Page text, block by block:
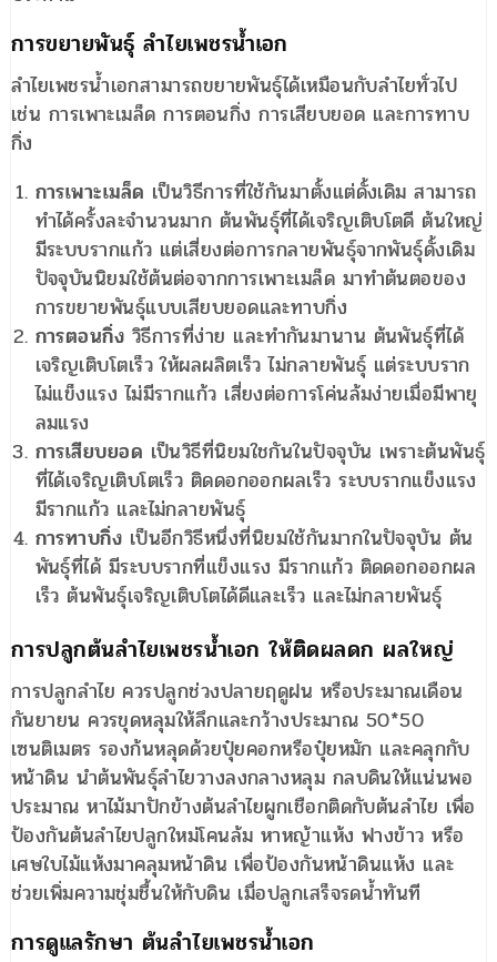
การขยายพันธุ์ ลำไยเพชรน้ำเอก
ลำไยเพชรน้ำเอกสามารถขยายพันธุ์ได้เหมือนกับลำไยทั่วไป
เช่น การเพาะเมล็ด การตอนกิ่ง การเสียบยอด และการทาบ
กิ่ง
การเพาะเมล็ด เป็นวิธีการที่ใช้กันมาตั้งแต่ดั้งเดิม สามารถ
ทำได้ครั้งละจำนวนมาก ต้นพันธุ์ที่ได้เจริญเติบโตดี ต้นใหญ่
มีระบบรากแก้ว แต่เสี่ยงต่อการกลายพันธุ์จากพันธุ์ดั้งเดิม
ปัจจุบันนิยมใช้ต้นต่อจากการเพาะเมล็ด มาทำต้นตอของ
การขยายพันธุ์แบบเสียบยอดและทาบกิ่ง
การตอนกิ่ง วิธีการที่ง่าย และทำกันมานาน ต้นพันธุ์ที่ได้
เจริญเติบโตเร็ว ให้ผลผลิตเร็ว ไม่กลายพันธุ์ แต่ระบบราก
ไม่แข็งแรง ไม่มีรากแก้ว เสี่ยงต่อการโค่นล้มง่ายเมื่อมีพายุ
ลมแรง
การเสียบยอด เป็นวิธีที่นิยมใชกันในปัจจุบัน เพราะต้นพันธุ์
ที่ได้เจริญเติบโตเร็ว ติดดอกออกผลเร็ว ระบบรากแข็งแรง
มีรากแก้ว และไม่กลายพันธุ์
การทาบกิ่ง เป็นอีกวิธีหนึ่งที่นิยมใช้กันมากในปัจจุบัน ต้น
พันธุ์ที่ได้ มีระบบรากที่แข็งแรง มีรากแก้ว ติดดอกออกผล
เร็ว ต้นพันธุ์เจริญเติบโตได้ดีและเร็ว และไม่กลายพันธุ์
การปลูกต้นลำไยเพชรน้ำเอก ให้ติดผลดก ผลใหญ่
การปลูกลำไย ควรปลูกช่วงปลายฤดูฝน หรือประมาณเดือน
กันยายน ควรขุดหลุมให้ลึกและกว้างประมาณ 50*50
เซนติเมตร รองก้นหลุดด้วยปุ๋ยคอกหรือปุ๋ยหมัก และคลุกกับ
หน้าดิน นำต้นพันธุ์ลำไยวางลงกลางหลุม กลบดินให้แน่นพอ
ประมาณ หาไม้มาปักข้างต้นลำไยผูกเชือกติดกับต้นลำไย เพื่อ
ป้องกันต้นลำไยปลูกใหม่โคนล้ม หาหญ้าแห้ง ฟางข้าว หรือ
เศษใบไม้แห้งมาคลุมหน้าดิน เพื่อป้องกันหน้าดินแห้ง และ
ช่วยเพิ่มความชุ่มชื้นให้กับดิน เมื่อปลูกเสร็จรดน้ำทันที
การดูแลรักษา ต้นลำไยเพชรน้ำเอก